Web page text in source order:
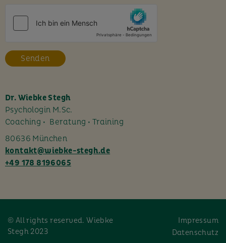
e
l
e
e
r
.
Dr. Wiebke Stegh
Psychologin M.Sc.
Coaching • Beratung • Training
80636 München
kontakt@wiebke-stegh.de
+49 178 8196065
Impressum
Datenschutz
© All rights reserved. Wiebke
Stegh 2023